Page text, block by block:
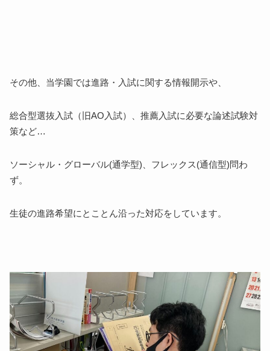
その他、当学園では進路・入試に関する情報開示や、
総合型選抜入試（旧AO入試）、推薦入試に必要な論述試験対
策など…
ソーシャル・グローバル(通学型)、フレックス(通信型)問わ
ず。
生徒の進路希望にとことん沿った対応をしています。